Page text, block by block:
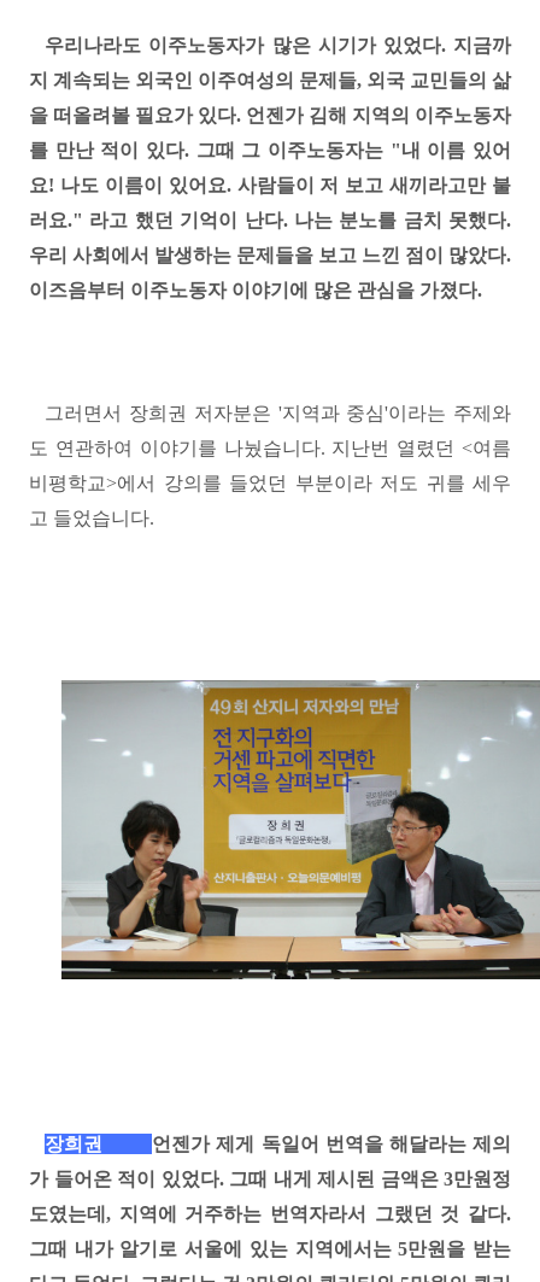
우리나라도 이주노동자가 많은 시기가 있었다. 지금까
지 계속되는 외국인 이주여성의 문제들, 외국 교민들의 삶
을 떠올려볼 필요가 있다. 언젠가 김해 지역의 이주노동자
를 만난 적이 있다. 그때 그 이주노동자는 "내 이름 있어
요! 나도 이름이 있어요. 사람들이 저 보고 새끼라고만 불
러요." 라고 했던 기억이 난다. 나는 분노를 금치 못했다.
우리 사회에서 발생하는 문제들을 보고 느낀 점이 많았다.
이즈음부터 이주노동자 이야기에 많은 관심을 가졌다.
그러면서 장희권 저자분은 '지역과 중심'이라는 주제와
도 연관하여 이야기를 나눴습니다. 지난번 열렸던 <여름
비평학교>에서 강의를 들었던 부분이라 저도 귀를 세우
고 들었습니다.
장희권
언젠가 제게 독일어 번역을 해달라는 제의
가 들어온 적이 있었다. 그때 내게 제시된 금액은 3만원정
도였는데, 지역에 거주하는 번역자라서 그랬던 것 같다.
그때 내가 알기로서울에 있는 지역에서는5만원을 받는